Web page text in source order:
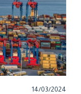
14/03/2024